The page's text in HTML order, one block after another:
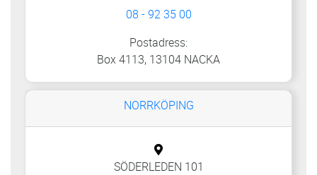
08 - 92 35 00
Postadress:
Box 4113, 13104 NACKA
NORRKÖPING
SÖDERLEDEN 101